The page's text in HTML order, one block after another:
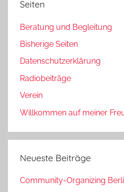
Seiten
Beratung und Begleitung
Bisherige Seiten
Datenschutzerklärung
Radiobeiträge
Verein
Willkommen auf meiner
Neueste Beiträge
Community-Organizing